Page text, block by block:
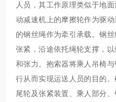
人员，其工作原理类似于地
动减速机上的摩擦轮作为驱
的钢丝绳作为牵引承载。钢
张紧，沿途依托绳轮支撑，
和张力。抱索器将乘人吊椅
行从而实现运送人员的目的
尾轮及张紧装置、乘人部分